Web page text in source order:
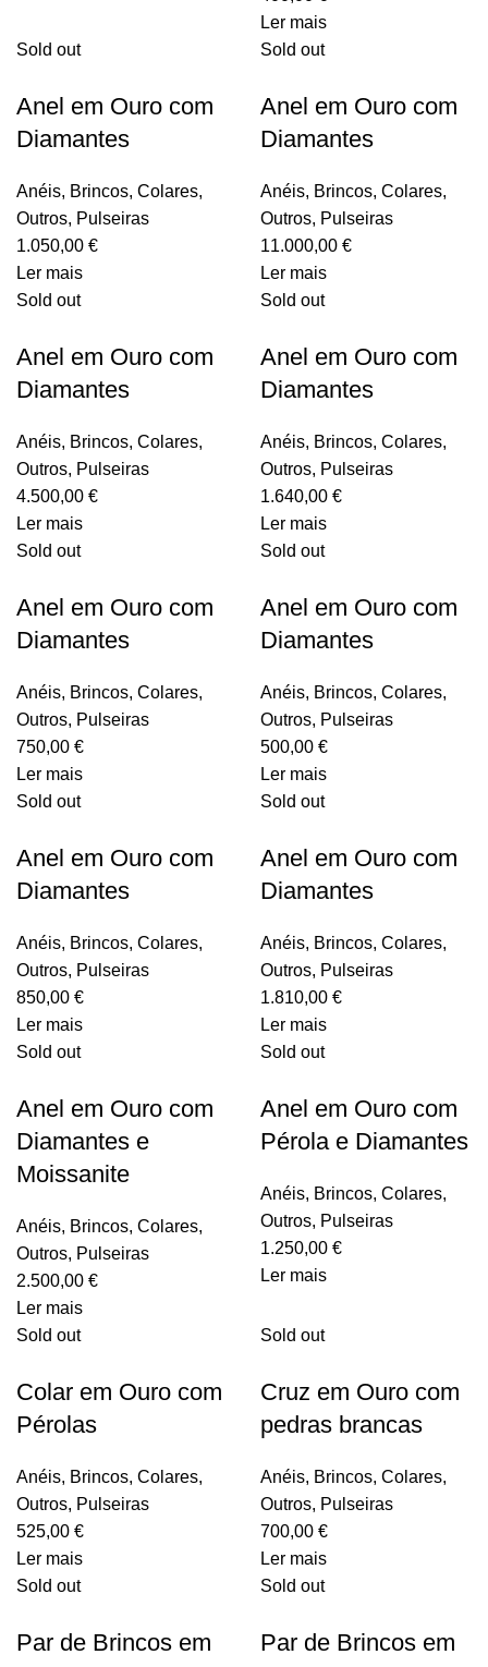
Ler mais
Sold out
Anel em Ouro com
Diamantes
Anéis, Brincos, Colares,
Outros, Pulseiras
1.050,00 €
Ler mais
Sold out
Anel em Ouro com
Diamantes
Anéis, Brincos, Colares,
Outros, Pulseiras
11.000,00 €
Ler mais
Sold out
Anel em Ouro com
Diamantes
Anéis, Brincos, Colares,
Outros, Pulseiras
4.500,00 €
Ler mais
Sold out
Anel em Ouro com
Diamantes
Anéis, Brincos, Colares,
Outros, Pulseiras
1.640,00 €
Ler mais
Sold out
Anel em Ouro com
Diamantes
Anéis, Brincos, Colares,
Outros, Pulseiras
750,00 €
Ler mais
Sold out
Anel em Ouro com
Diamantes
Anéis, Brincos, Colares,
Outros, Pulseiras
500,00 €
Ler mais
Sold out
Anel em Ouro com
Diamantes
Anéis, Brincos, Colares,
Outros, Pulseiras
850,00 €
Ler mais
Sold out
Anel em Ouro com
Diamantes
Anéis, Brincos, Colares,
Outros, Pulseiras
1.810,00 €
Ler mais
Sold out
Anel em Ouro com
Diamantes e
Moissanite
Anéis, Brincos, Colares,
Outros, Pulseiras
2.500,00 €
Ler mais
Sold out
Anel em Ouro com
Pérola e Diamantes
Anéis, Brincos, Colares,
Outros, Pulseiras
1.250,00 €
Ler mais
Sold out
Colar em Ouro com
Pérolas
Anéis, Brincos, Colares,
Outros, Pulseiras
525,00 €
Ler mais
Sold out
Cruz em Ouro com
pedras brancas
Anéis, Brincos, Colares,
Outros, Pulseiras
700,00 €
Ler mais
Sold out
Par de Brincos em
Sold out
Par de Brincos em